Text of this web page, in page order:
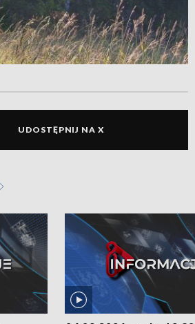
UDOSTĘPNIJ NA X